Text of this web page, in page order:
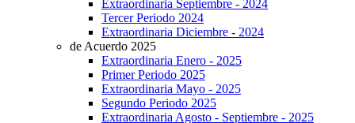
Extraordinaria Septiembre - 2024
Tercer Periodo 2024
Extraordinaria Diciembre - 2024
de Acuerdo 2025
Extraordinaria Enero - 2025
Primer Periodo 2025
Extraordinaria Mayo - 2025
Segundo Periodo 2025
Extraordinaria Agosto - Septiembre - 2025